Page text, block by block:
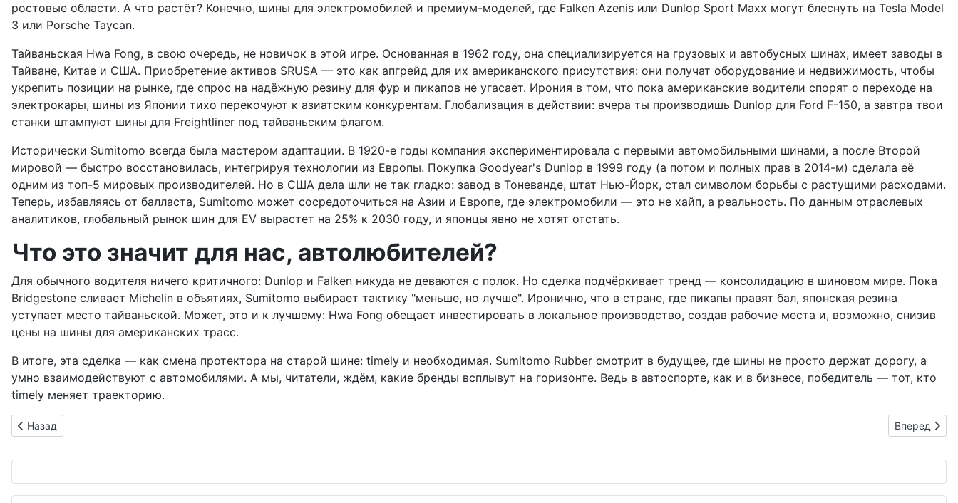
ростовые области. А что растёт? Конечно, шины для электромобилей и премиум-моделей, где Falken Azenis или Dunlop Sport Maxx могут блеснуть на Tesla Model
3 или Porsche Taycan.
Тайваньская Hwa Fong, в свою очередь, не новичок в этой игре. Основанная в 1962 году, она специализируется на грузовых и автобусных шинах, имеет заводы в
Тайване, Китае и США. Приобретение активов SRUSA — это как апгрейд для их американского присутствия: они получат оборудование и недвижимость, чтобы
укрепить позиции на рынке, где спрос на надёжную резину для фур и пикапов не угасает. Ирония в том, что пока американские водители спорят о переходе на
электрокары, шины из Японии тихо перекочуют к азиатским конкурентам. Глобализация в действии: вчера ты производишь Dunlop для Ford F-150, а завтра твои
станки штампуют шины для Freightliner под тайваньским флагом.
Исторически Sumitomo всегда была мастером адаптации. В 1920-е годы компания экспериментировала с первыми автомобильными шинами, а после Второй
мировой — быстро восстановилась, интегрируя технологии из Европы. Покупка Goodyear's Dunlop в 1999 году (а потом и полных прав в 2014-м) сделала её
одним из топ-5 мировых производителей. Но в США дела шли не так гладко: завод в Тоневанде, штат Нью-Йорк, стал символом борьбы с растущими расходами.
Теперь, избавляясь от балласта, Sumitomo может сосредоточиться на Азии и Европе, где электромобили — это не хайп, а реальность. По данным отраслевых
аналитиков, глобальный рынок шин для EV вырастет на 25% к 2030 году, и японцы явно не хотят отстать.
Что это значит для нас, автолюбителей?
Для обычного водителя ничего критичного: Dunlop и Falken никуда не деваются с полок. Но сделка подчёркивает тренд — консолидацию в шиновом мире. Пока
Bridgestone сливает Michelin в объятиях, Sumitomo выбирает тактику "меньше, но лучше". Иронично, что в стране, где пикапы правят бал, японская резина
уступает место тайваньской. Может, это и к лучшему: Hwa Fong обещает инвестировать в локальное производство, создав рабочие места и, возможно, снизив
цены на шины для американских трасс.
В итоге, эта сделка — как смена протектора на старой шине: timely и необходимая. Sumitomo Rubber смотрит в будущее, где шины не просто держат дорогу, а
умно взаимодействуют с автомобилями. А мы, читатели, ждём, какие бренды всплывут на горизонте. Ведь в автоспорте, как и в бизнесе, победитель — тот, кто
timely меняет траекторию.
Предыдущий: Hyundai смело шагает в будущее: дебют на Japan Mobility Show 2025 с водородом, электромобилями и безудержной фантазией
Назад Следующий:
Вперед